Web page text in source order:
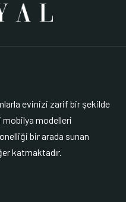
evinizi zarif bir şekilde
modelleri
bir arada sunan
katmaktadır.